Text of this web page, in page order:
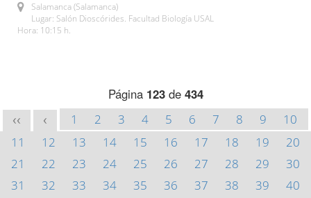
Salamanca (Salamanca)
Lugar: Salón Dioscórides. Facultad Biología USAL
Hora: 10:15 h.
Página 123de 434
<< < 1 2 3 4 5 6 7 8 9
10
11
12 13 14 15 16 17 18 19
20
21
22 23 24 25 26 27 28 29
30
31
32 33 34 35 36 37 38 39
40